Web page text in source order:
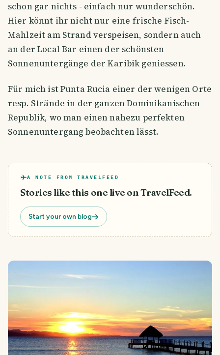
schon gar nichts - einfach nur wunderschön.
Hier könnt ihr nicht nur eine frische Fisch-
Mahlzeit am Strand verspeisen, sondern auch
an der Local Bar einen der schönsten
Sonnenuntergänge der Karibik geniessen.
Für mich ist Punta Rucia einer der wenigen Orte
resp. Strände in der ganzen Dominikanischen
Republik, wo man einen nahezu perfekten
Sonnenuntergang beobachten lässt.
A NOTE FROM TRAVELFEED
Stories like this one live on TravelFeed.
Start your own blog